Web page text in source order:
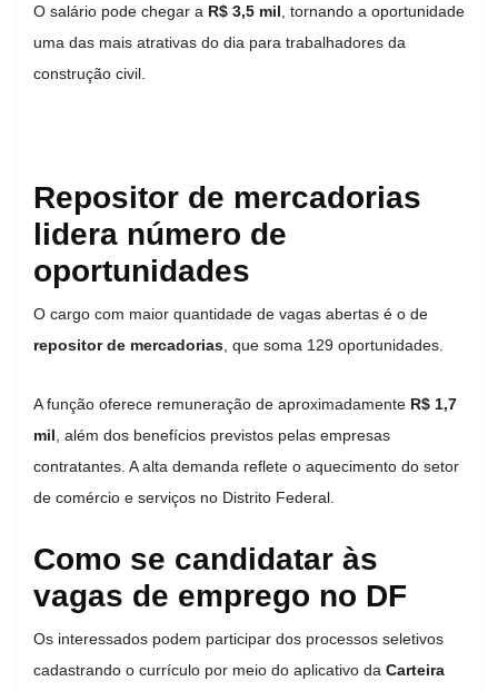
O salário pode chegar a R$ 3,5 mil , tornando a oportunidade
uma das mais atrativas do dia para trabalhadores da
construção civil.
Repositor de mercadorias
lidera número de
oportunidades
O cargo com maior quantidade de vagas abertas é o de
repositor de mercadorias , que soma 129 oportunidades.
A função oferece remuneração de aproximadamente R$ 1,7
mil , além dos benefícios previstos pelas empresas
contratantes. A alta demanda reflete o aquecimento do setor
de comércio e serviços no Distrito Federal.
Como se candidatar às
vagas de emprego no DF
Os interessados podem participar dos processos seletivos
cadastrando o currículo por meio do aplicativo da Carteira